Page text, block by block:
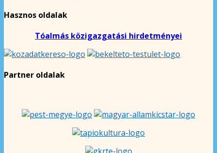
Hasznos oldalak
Tóalmás közigazgatási hirdetményei
Partner oldalak